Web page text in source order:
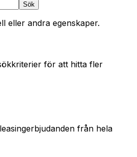
Sök
eller andra egenskaper.
för att hitta fler
från hela